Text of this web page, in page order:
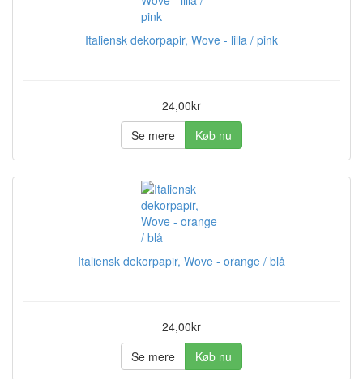
Italiensk dekorpapir, Wove - lilla / pink
24,00kr
Se mere
Køb nu
Italiensk dekorpapir, Wove - orange / blå
24,00kr
Se mere
Køb nu